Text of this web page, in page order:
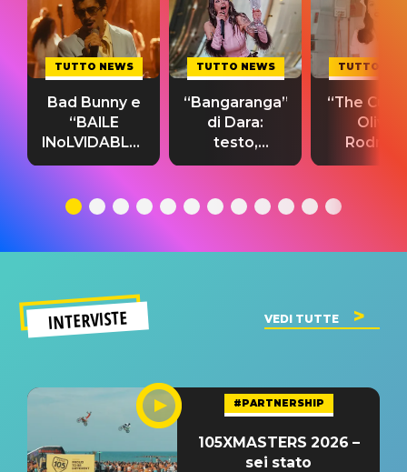
TUTTO NEWS
Bad Bunny e
“BAILE
INoLVIDABLE”:
testo,
significato
TUTTO NEWS
“Bangaranga”
di Dara:
testo,
traduzione e
del singolo
TUTTO
“The
Olivia
testo,
INTERVISTE VEDI TUTTE
#PARTNERSHIP
105XMASTERS 2026 –
sei stato